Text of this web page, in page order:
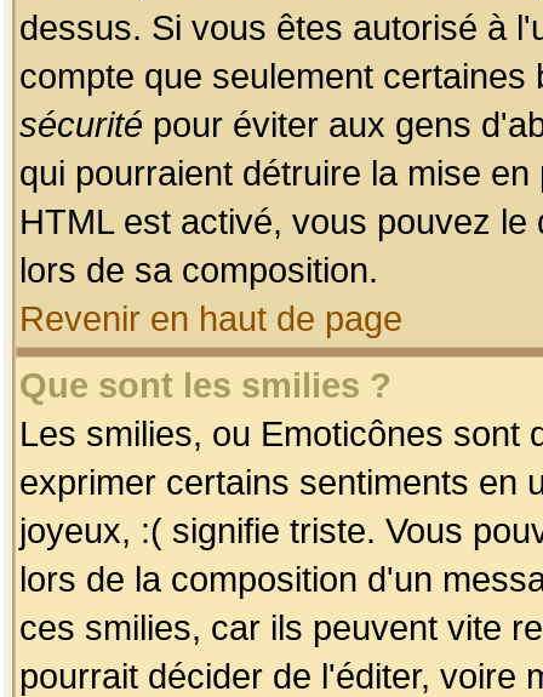
dessus. Si vous êtes autorisé à
compte que seulement
sécurité pour éviter aux gens
qui pourraient détruire la mise
HTML est activé, vous pouvez
lors de sa composition.
Revenir en haut de page
Que sont les smilies ?
Les smilies, ou Emoticônes sont
exprimer certains sentiments en
joyeux, :( signifie triste. Vous
lors de la composition d'un
ces smilies, car ils peuvent vite
pourrait décider de l'éditer, voire